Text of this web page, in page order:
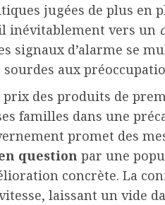
jugées de plus en
inévitablement vers un
signaux d’alarme se
aux
des produits de
familles dans une
promet des
question par une
concrète. La
laissant un vide